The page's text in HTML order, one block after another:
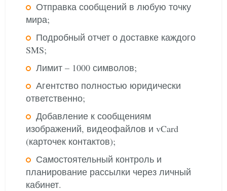
Отправка сообщений в любую точку
мира;
Подробный отчет о доставке каждого
SMS;
Лимит – 1000 символов;
Агентство полностью юридически
ответственно;
Добавление к сообщениям
изображений, видеофайлов и vCard
(карточек контактов);
Самостоятельный контроль и
планирование рассылки через личный
кабинет.